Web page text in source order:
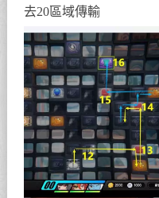
去20區域傳輸